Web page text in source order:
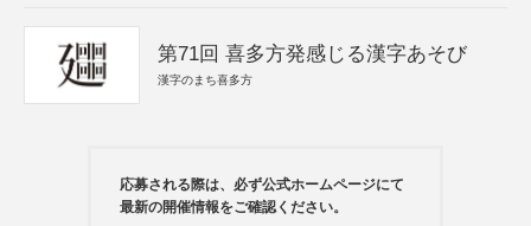
第71回 喜多方発感じる漢字あそび
漢字のまち喜多方
応募される際は、必ず公式ホームページにて
最新の開催情報をご確認ください。